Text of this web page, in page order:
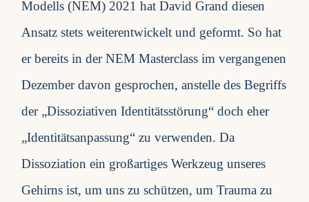
Modells (NEM) 2021 hat David Grand diesen
Ansatz stets weiterentwickelt und geformt. So hat
er bereits in derNEM Masterclass im vergangenen
Dezemberdavon gesprochen, anstelle des Begriffs
der „Dissoziativen Identitätsstörung“ doch eher
„Identitätsanpassung“ zu verwenden. Da
Dissoziation ein großartiges Werkzeug unseres
Gehirns ist, um uns zu schützen, um Trauma zu